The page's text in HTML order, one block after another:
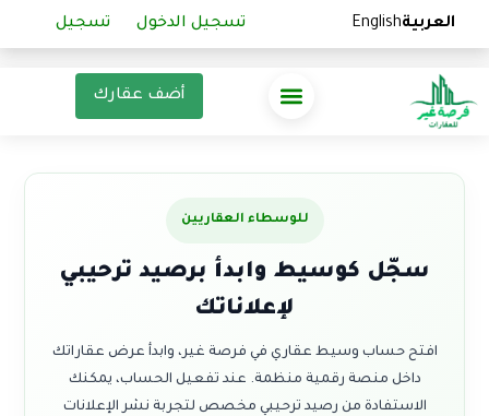
العربيةEnglish تسجيل الدخول تسجيل العربيةEnglish تسجيل الدخول تسجيل
أضف عقارك
للوسطاء العقاريين
سجّل كوسيط وابدأ برصيد ترحيبي
لإعلاناتك
افتح حساب وسيط عقاري في فرصة غير، وابدأ عرض عقاراتك
داخل منصة رقمية منظمة. عند تفعيل الحساب، يمكنك
الاستفادة من رصيد ترحيبي مخصص لتجربة نشر الإعلانات